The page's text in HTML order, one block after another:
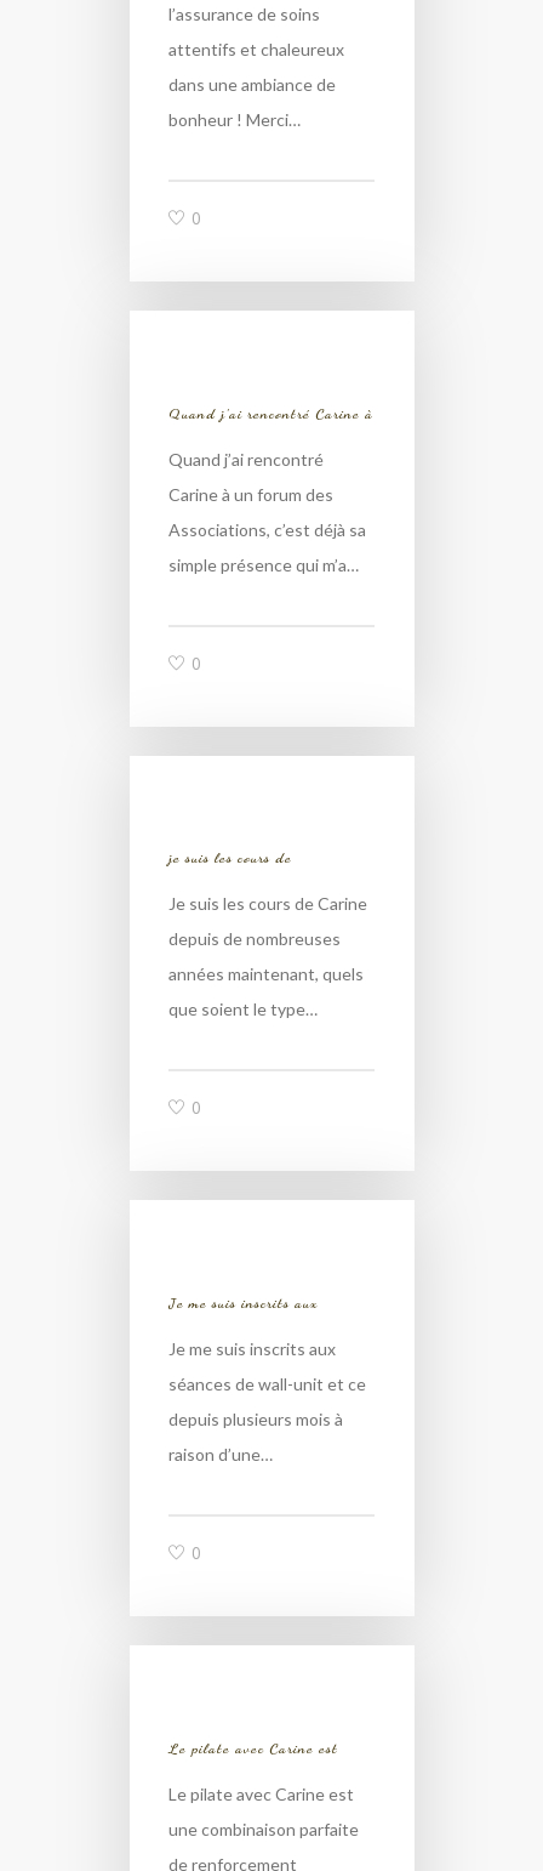
l’assurance de soins
attentifs et chaleureux
dans une ambiance de
bonheur ! Merci…
0
Quand j’ai rencontré Carine à
Quand j’ai rencontré
Carine à un forum des
Associations, c’est déjà sa
simple présence qui m’a…
0
je suis les cours de
Je suis les cours de Carine
depuis de nombreuses
années maintenant, quels
que soient le type…
0
Je me suis inscrits aux
Je me suis inscrits aux
séances de wall-unit et ce
depuis plusieurs mois à
raison d’une…
0
Le pilate avec Carine est
Le pilate avec Carine est
une combinaison parfaite
de renforcement